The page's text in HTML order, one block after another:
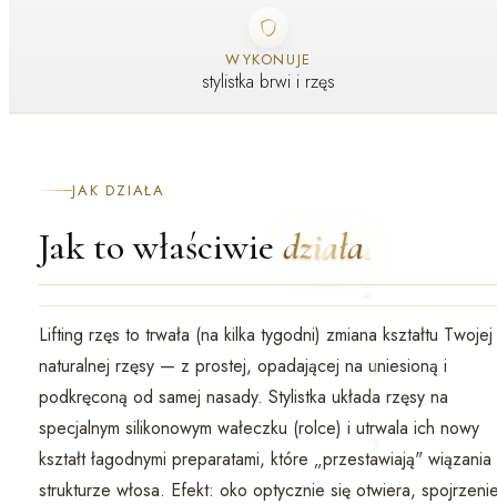
WYKONUJE
stylistka brwi i rzęs
JAK DZIAŁA
Jak to właściwie działa
Lifting rzęs to trwała (na kilka tygodni) zmiana kształtu Twojej
naturalnej rzęsy— z prostej, opadającej na uniesioną i
podkręconą od samej nasady. Stylistka układa rzęsy na
specjalnym silikonowym wałeczku (rolce) i utrwala ich nowy
kształt łagodnymi preparatami, które „przestawiają"
strukturze włosa. Efekt: oko optycznie się otwiera,